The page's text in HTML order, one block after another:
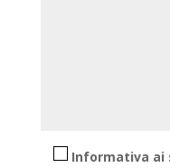
Informativa ai